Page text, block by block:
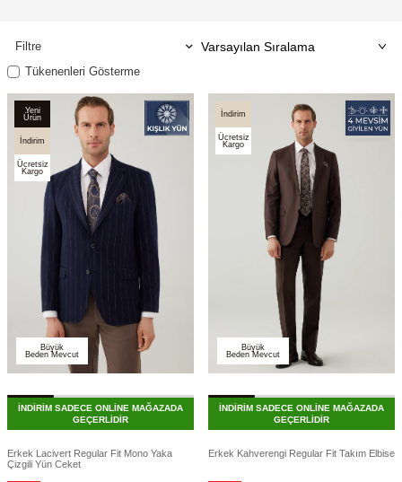
Filtre
Tükenenleri Gösterme
Yeni
Ürün
İndirim
Ücretsiz
Kargo
Büyük
Beden Mevcut
İNDİRİM SADECE ONLİNE MAĞAZADA
GEÇERLİDİR
Erkek Lacivert Regular Fit Mono Yaka
Çizgili Yün Ceket
İndirim
Ücretsiz
Kargo
Büyük
Beden Mevcut
İNDİRİM SADECE ONLİNE MAĞAZADA
GEÇERLİDİR
Erkek Kahverengi Regular Fit Takım Elbise